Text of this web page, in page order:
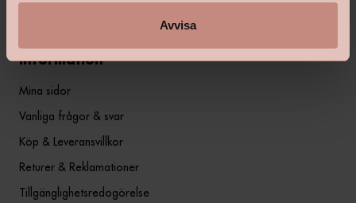
Avvisa
Information
Mina sidor
Vanliga frågor & svar
Köp & Leveransvillkor
Returer & Reklamationer
Tillgänglighetsredogörelse